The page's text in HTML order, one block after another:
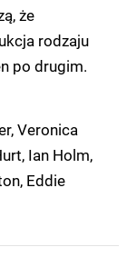
że
rodzaju
po drugim.
Veronica
Ian Holm,
Eddie